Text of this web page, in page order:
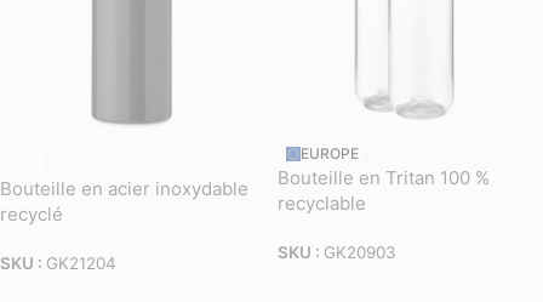
Bouteille en acier inoxydable
recyclé
SKU : GK21204
EUROPE
Bouteille en Tritan 100 %
recyclable
SKU : GK20903